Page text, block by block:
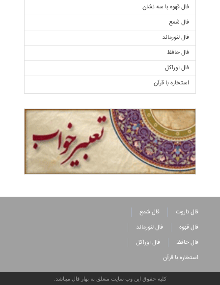
فال قهوه با سه نشان
فال شمع
فال لنورماند
فال حافظ
فال اوراکل
استخاره با قرآن
فال تاروت
فال شمع
فال قهوه
فال لنورماند
فال حافظ
فال اوراکل
استخاره با قرآن
کلیه حقوق این وب سایت متعلق به بهار فال میباشد.